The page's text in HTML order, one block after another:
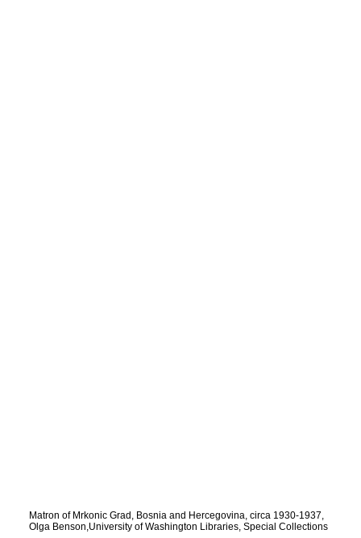
Matron of Mrkonic Grad, Bosnia and Hercegovina, circa 1930-1937,
Olga Benson,University of Washington Libraries, Special Collections